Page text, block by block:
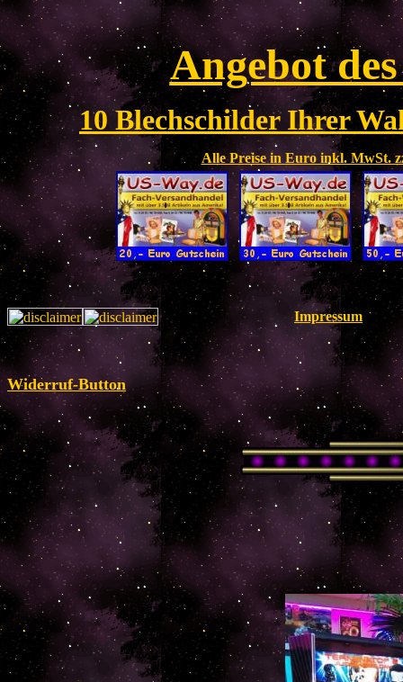
Angebot
10 Blechschilder Ihrer
Alle Preise in Euro inkl. MwSt.
Impressum
Widerruf-Button